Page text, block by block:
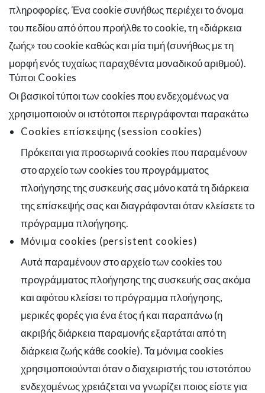
πληροφορίες. Ένα cookie συνήθως περιέχει το όνομα
του πεδίου από όπου προήλθε το cookie, τη «διάρκεια
ζωής» του cookie καθώς και μία τιμή (συνήθως με τη
μορφή ενός τυχαίως παραχθέντα μοναδικού αριθμού).
Τύποι Cookies
Οι βασικοί τύποι των cookies που ενδεχομένως να
χρησιμοποιούν οι ιστότοποι περιγράφονται παρακάτω
Cookies επίσκεψης (session cookies)
Πρόκειται για προσωρινά cookies που παραμένουν
στο αρχείο των cookies του προγράμματος
πλοήγησης της συσκευής σας μόνο κατά τη διάρκεια
της επίσκεψής σας και διαγράφονται όταν κλείσετε το
πρόγραμμα πλοήγησης.
Μόνιμα cookies (persistent cookies)
Αυτά παραμένουν στο αρχείο των cookies του
προγράμματος πλοήγησης της συσκευής σας ακόμα
και αφότου κλείσει το πρόγραμμα πλοήγησης,
μερικές φορές για ένα έτος ή και παραπάνω (η
ακριβής διάρκεια παραμονής εξαρτάται από τη
διάρκεια ζωής κάθε cookie). Τα μόνιμα cookies
χρησιμοποιούνται όταν ο διαχειριστής του ιστοτόπου
ενδεχομένως χρειάζεται να γνωρίζει ποιος είστε για